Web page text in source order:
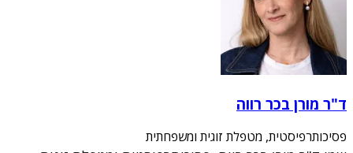
ד"ר מורן בכר רווה
פסיכותרפיסטית, מטפלת זוגית ומשפחתית